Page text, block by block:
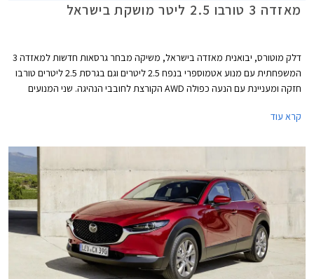
מאזדה 3 טורבו 2.5 ליטר מושקת בישראל
דלק מוטורס, יבואנית מאזדה בישראל, משיקה מבחר גרסאות חדשות למאזדה 3
המשפחתית עם מנוע אטמוספרי בנפח 2.5 ליטרים וגם בגרסת 2.5 ליטרים טורבו
חזקה ומעניינת עם הנעה כפולה AWD הקורצת לחובבי הנהיגה. שני המנועים
החדש, מדווחת החברה על תוספות אבזור בכל הגרסאות.
קרא עוד